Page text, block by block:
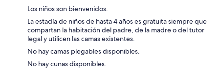
Los niños son bienvenidos.
La estadía de niños de hasta 4 años es gratuita siempre que
compartan la habitación del padre, de la madre o del tutor
legal y utilicen las camas existentes.
No hay camas plegables disponibles.
No hay cunas disponibles.